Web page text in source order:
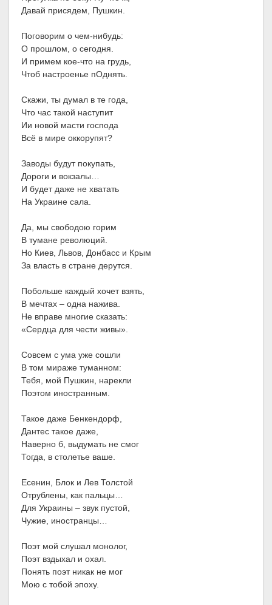
Давай присядем, Пушкин.
Поговорим о чем-нибудь:
О прошлом, о сегодня.
И примем кое-что на грудь,
Чтоб настроенье пОднять.
Скажи, ты думал в те года,
Что час такой наступит
Ии новой масти господа
Всё в мире оккорупят?
Заводы будут покупать,
Дороги и вокзалы…
И будет даже не хватать
На Украине сала.
Да, мы свободою горим
В тумане революций.
Но Киев, Львов, Донбасс и Крым
За власть в стране дерутся.
Побольше каждый хочет взять,
В мечтах – одна нажива.
Не вправе многие сказать:
«Сердца для чести живы».
Совсем с ума уже сошли
В том мираже туманном:
Тебя, мой Пушкин, нарекли
Поэтом иностранным.
Такое даже Бенкендорф,
Дантес такое даже,
Наверно б, выдумать не смог
Тогда, в столетье ваше.
Есенин, Блок и Лев Толстой
Отрублены, как пальцы…
Для Украины – звук пустой,
Чужие, иностранцы…
Поэт мой слушал монолог,
Поэт вздыхал и охал.
Понять поэт никак не мог
Мою с тобой эпоху.